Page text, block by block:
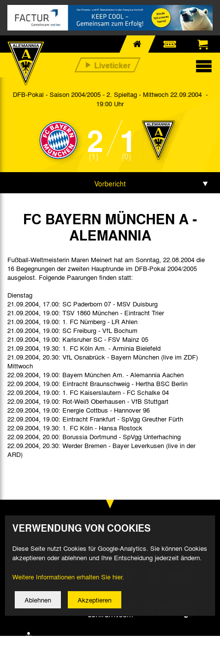
DFB-Pokal - Saison 2004/2005 - 2. Spieltag - Mittwoch 22.09.2004 -
19:00 Uhr
2
(1) 1
(0)
Vorbericht
Stimmen
FC BAYERN MÜNCHEN A -
ALEMANNIA
Fußball-Weltmeisterin Maren Meinert hat am Sonntag, 22.08.2004 die
16 Begegnungen der zweiten Hauptrunde im DFB-Pokal 2004/2005
ausgelost. Folgende Paarungen finden statt:
Dienstag
21.09.2004, 17.00: SC Paderborn 07 - MSV Duisburg
21.09.2004, 19.00: TSV 1860 München - Eintracht Trier
21.09.2004, 19.00: 1. FC Nürnberg - LR Ahlen
21.09.2004, 19.00: SC Freiburg - VfL Bochum
21.09.2004, 19.00: Karlsruher SC - FSV Mainz 05
21.09.2004, 19.30: 1. FC Köln Am. - Arminia Bielefeld
21.09.2004, 20.30: VfL Osnabrück - Bayern München (live im ZDF)
Mittwoch
22.09.2004, 19.00: Bayern München Am. - Alemannia Aachen
22.09.2004, 19.00: Eintracht Braunschweig - Hertha BSC Berlin
22.09.2004, 19.00: 1. FC Kaiserslautern - FC Schalke 04
22.09.2004, 19.00: Rot-Weiß Oberhausen - VfB Stuttgart
22.09.2004, 19.00: Energie Cottbus - Hannover 96
22.09.2004, 19.00: Eintracht Frankfurt - SpVgg Greuther Fürth
22.09.2004, 19.30: 1. FC Köln - Hansa Rostock
22.09.2004, 20.00: Borussia Dortmund - SpVgg Unterhaching
22.09.2004, 20.30: Werder Bremen - Bayer Leverkusen (live in der
ARD)
VERWENDUNG VON COOKIES
Diese Seite nutzt Cookies für Google-Analytics. Sie können Cookies
akzeptieren oder ablehnen und Ihre Entscheidung jederzeit ändern.
Weitere Informationen erhalten Sie hier.
Ablehnen Akzeptieren